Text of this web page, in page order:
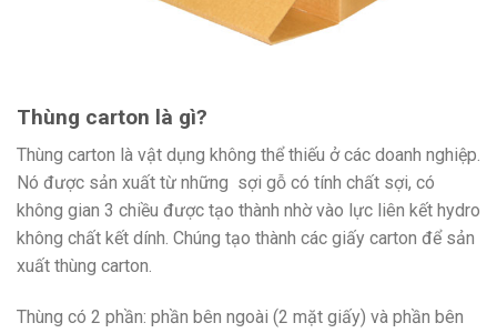
Thùng carton là gì?
Thùng carton là vật dụng không thể thiếu ở các doanh nghiệp.
Nó được sản xuất từ những sợi gỗ có tính chất sợi, có
không gian 3 chiều được tạo thành nhờ vào lực liên kết hydro
không chất kết dính. Chúng tạo thành các giấy carton để sản
xuất thùng carton.
Thùng có 2 phần: phần bên ngoài (2 mặt giấy) và phần bên